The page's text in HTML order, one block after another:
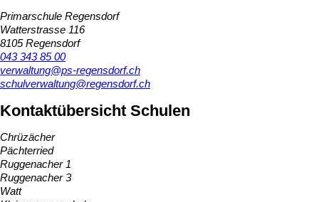
Primarschule Regensdorf
Watterstrasse 116
8105 Regensdorf
043 343 85 00
verwaltung@ps-regensdorf.ch
schulverwaltung@regensdorf.ch
Kontaktübersicht Schulen
Chrüzächer
Pächterried
Ruggenacher 1
Ruggenacher 3
Watt